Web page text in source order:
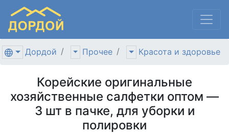
Дордой Прочее Красота и здоровье
Корейские оригинальные
хозяйственные салфетки оптом —
3 шт в пачке, для уборки и
полировки